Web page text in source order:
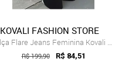
KOVALI FASHION STORE
Calça Flare Jeans Feminina Kovali Premiu...
R$ 199,90 R$ 84,51